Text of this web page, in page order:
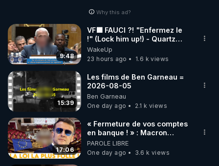
Why this ad?
9:48
VF🟩 FAUCI ?! "Enfermez le
!" (Lock him up!) - Quartz
Traduction
WakeUp
23 hours ago
1.6 k views
15:39
Les films de Ben Garneau =
2026-08-05
Ben Garneau
One day ago
2.1 k views
17:06
« Fermeture de vos comptes
en banque ! » : Macron
impose une loi folle !
PAROLE LIBRE
One day ago
3.6 k views